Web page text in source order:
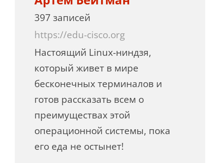
397 записей
https://edu-cisco.org
Настоящий Linux-ниндзя,
который живет в мире
бесконечных терминалов и
готов рассказать всем о
преимуществах этой
операционной системы, пока
его еда не остынет!